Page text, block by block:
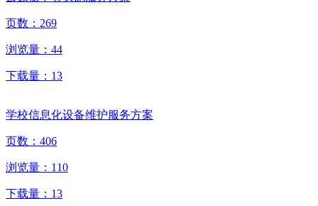
页数： 269
浏览量： 44
下载量： 13
学校信息化设备维护服务方案
页数： 406
浏览量： 110
下载量： 13